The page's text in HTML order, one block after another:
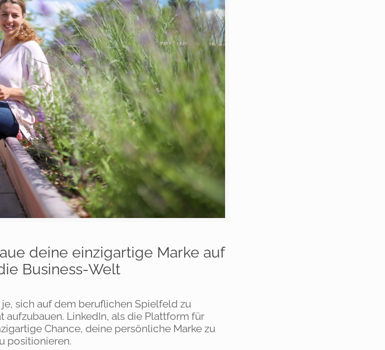
deine einzigartige Marke auf
Business-Welt
sich auf dem beruflichen Spielfeld zu
LinkedIn, als die Plattform für
Chance, deine persönliche Marke zu
positionieren.